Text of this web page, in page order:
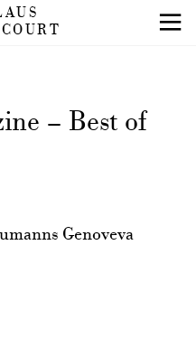
– Best of
Genoveva